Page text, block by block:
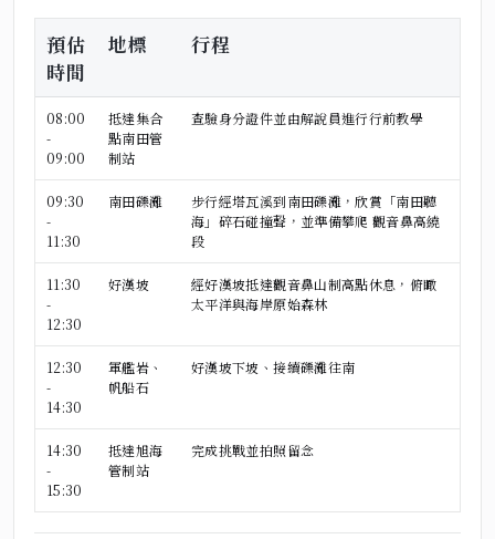
預估
時間
地標 行程
08:00
-
09:00
抵達集合
點南田管
制站
查驗身分證件並由解說員進行行前教學
09:30
-
11:30
南田礫灘 步行經塔瓦溪到南田礫灘，欣賞「南田聽
海」碎石碰撞聲，並準備攀爬觀音鼻高繞
段
11:30
-
12:30
好漢坡 經好漢坡抵達觀音鼻山制高點休息，俯瞰
太平洋與海岸原始森林
12:30
-
14:30
軍艦岩、
帆船石
好漢坡下坡、接續礫灘往南
14:30
-
15:30
抵達旭海
管制站
完成挑戰並拍照留念